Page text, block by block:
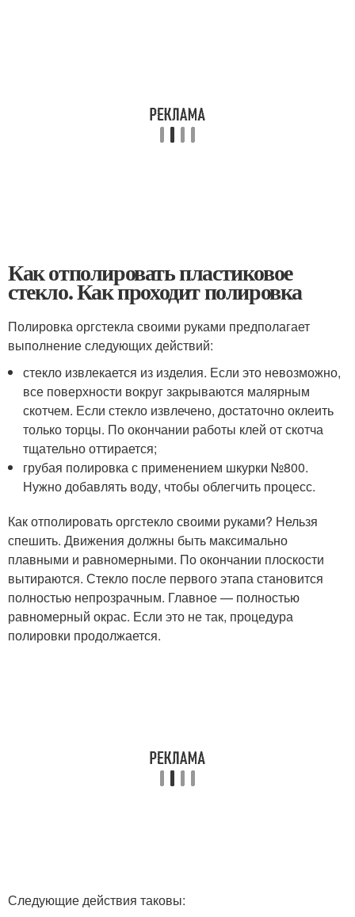
Как отполировать пластиковое
стекло. Как проходит полировка
Полировка оргстекла своими руками предполагает
выполнение следующих действий:
стекло извлекается из изделия. Если это невозможно,
все поверхности вокруг закрываются малярным
скотчем. Если стекло извлечено, достаточно оклеить
только торцы. По окончании работы клей от скотча
тщательно оттирается;
грубая полировка с применением шкурки №800.
Нужно добавлять воду, чтобы облегчить процесс.
Как отполировать оргстекло своими руками? Нельзя
спешить. Движения должны быть максимально
плавными и равномерными. По окончании плоскости
вытираются. Стекло после первого этапа становится
полностью непрозрачным. Главное — полностью
равномерный окрас. Если это не так, процедура
полировки продолжается.
Следующие действия таковы: